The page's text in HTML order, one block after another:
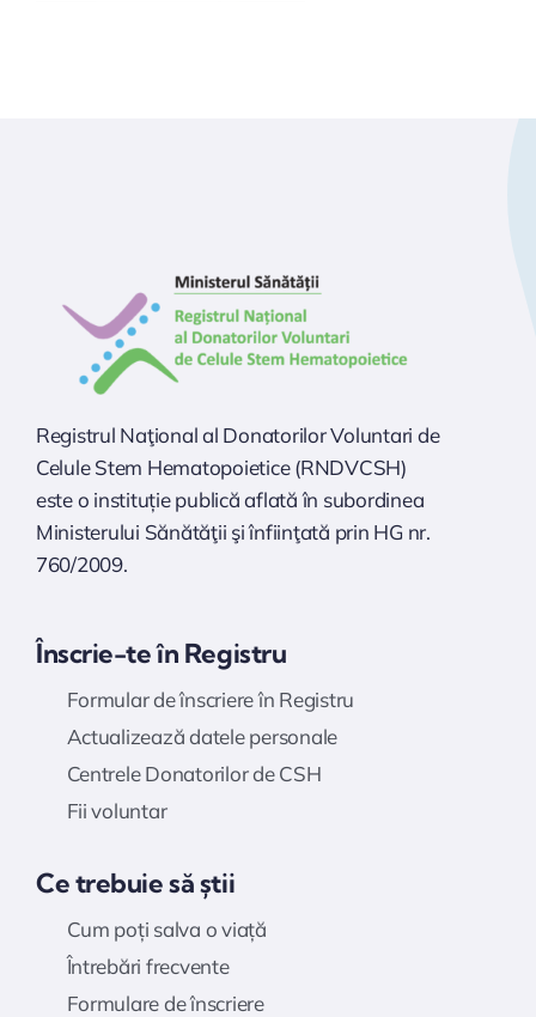
Registrul Naţional al Donatorilor Voluntari de
Celule Stem Hematopoietice (RNDVCSH)
este o instituție publică aflată în subordinea
Ministerului Sănătăţii şi înfiinţată prin HG nr.
760/2009.
Înscrie-te în Registru
Formular de înscriere în Registru
Actualizează datele personale
Centrele Donatorilor de CSH
Fii voluntar
Ce trebuie să știi
Cum poți salva o viață
Întrebări frecvente
Formulare de înscriere